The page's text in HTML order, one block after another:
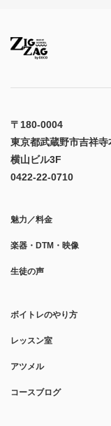
〒180-0004
東京都武蔵野市吉祥
横山ビル3F
0422-22-0710
魅力／料金
楽器・DTM・映像
生徒の声
ボイトレのやり方
レッスン室
アツメル
コースブログ